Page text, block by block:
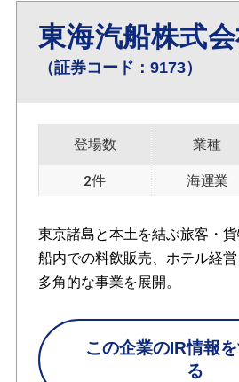
東海汽船株式
（証券コード：9173）
登場数
2件
業種
海運業
東京諸島と本土を結ぶ旅客・貨
船内での料飲販売、ホテル経
多角的な事業を展開。
この企業のIR情報
る